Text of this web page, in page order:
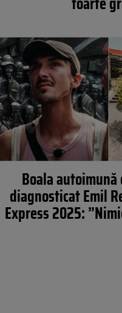
Boala
diagnosticat Emil
Express 2025: